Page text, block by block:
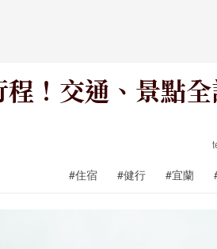
！交通、景點
#住宿 #健行 #宜蘭